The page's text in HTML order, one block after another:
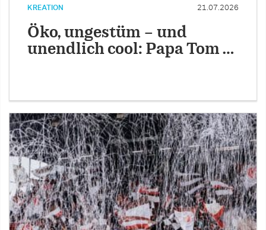
KREATION 21.07.2026
Öko, ungestüm – und
unendlich cool: Papa Tom …